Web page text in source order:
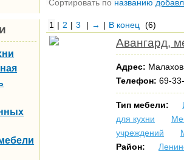
Сортировать по названию
1 | 2 | 3 | → | В конец (6)
Авангард,
Адрес:
Телефон: 69-
Тип мебели:
для кухни
учреждений
Район: